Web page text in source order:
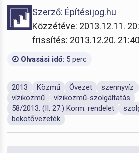
Szerző: Építésijog.hu
Közzétéve: 2013.12.11.
frissítés: 2013.12.20. 21:40
Olvasási idő: 5 perc
2013 Közmű Övezet szennyvíz
víziközmű
víziközmű-szolgáltatás
58/2013. (II. 27.) Korm. rendelet
bekötővezeték